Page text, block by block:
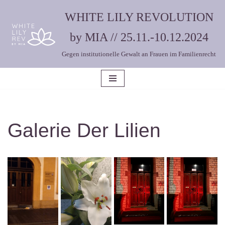
Zum
Inhalt
WHITE LILY REVOLUTION
by MIA // 25.11.-10.12.2024
Gegen institutionelle Gewalt an Frauen im Familienrecht
Galerie Der Lilien